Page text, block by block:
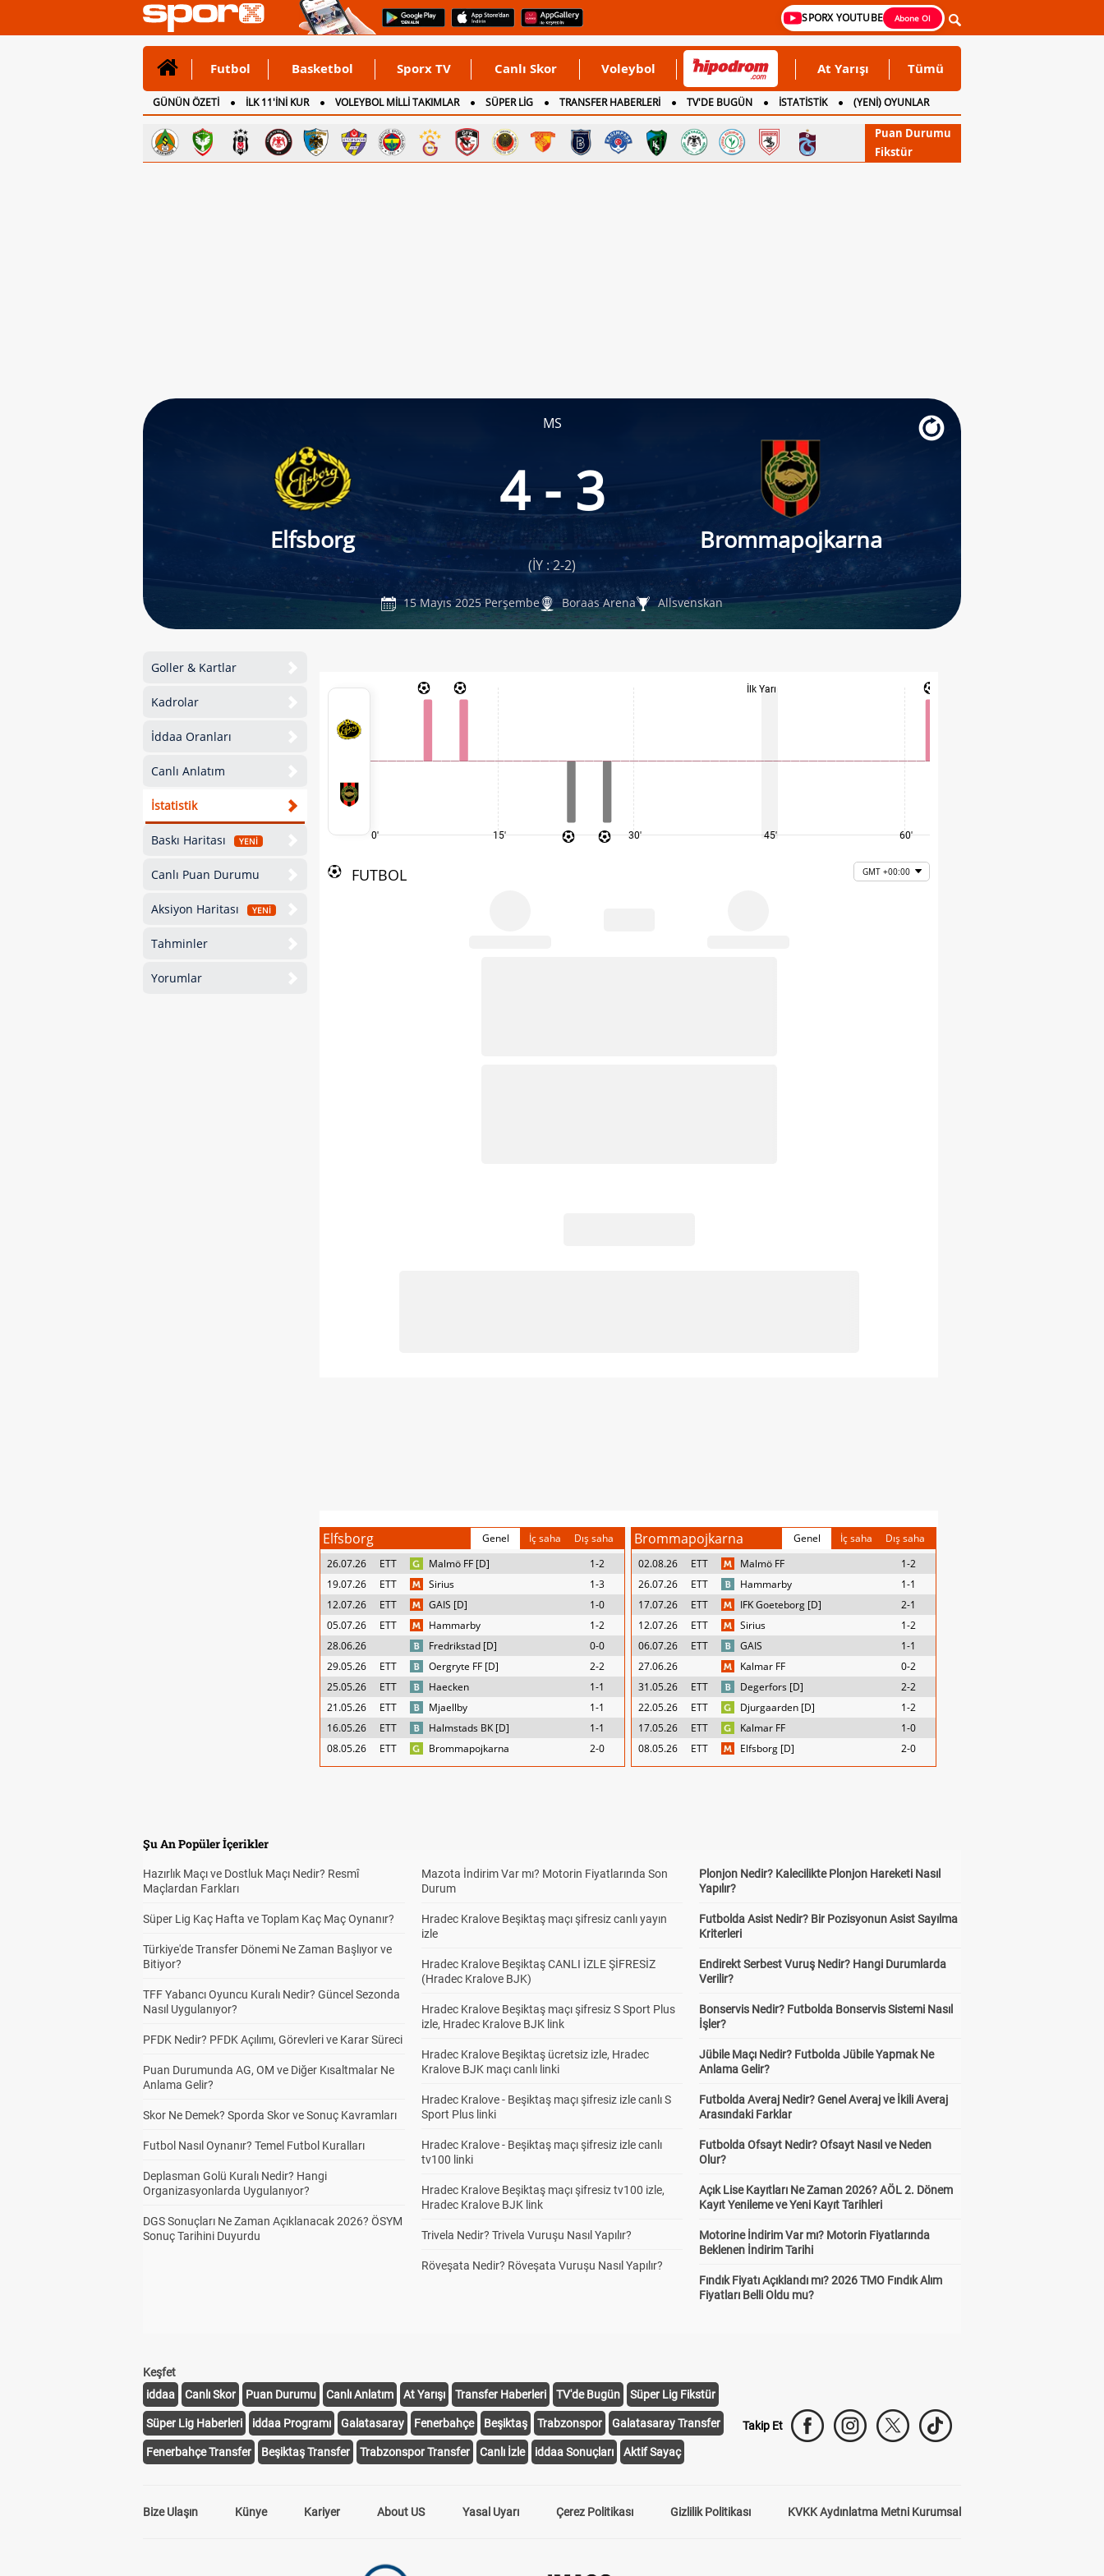
SPORX YOUTUBE Abone Ol
Futbol Basketbol Sporx TV Canlı Skor Voleybol At Yarışı Tümü
GÜNÜN ÖZETİ İLK 11'İNİ KUR VOLEYBOL MİLLİ TAKIMLAR SÜPER LİG TRANSFER HABERLERİ TV'DE BUGÜN İSTATİSTİK
(YENİ) OYUNLAR
CANLI ANLATIM
İNGİLTERE
Puan Durumu
Fikstür
MS
Elfsborg
4 - 3
Brommapojkarna
(İY : 2-2)
15 Mayıs 2025 Perşembe Boraas Arena Allsvenskan
Goller & Kartlar
Kadrolar
İddaa Oranları
Canlı Anlatım
İstatistik
Baskı Haritası YENİ
Canlı Puan Durumu
Aksiyon Haritası YENİ
Tahminler
Yorumlar
0' 15' 30'
İlk Yarı
45' 60'
FUTBOL GMT +00:00
Elfsborg Genel İç saha
Dış saha
26.07.26
ETT Malmö FF [D]
1-2
19.07.26
ETT Sirius
1-3
12.07.26
ETT GAIS [D]
1-0
05.07.26
ETT Hammarby
1-2
28.06.26
Fredrikstad [D]
0-0
29.05.26
ETT Oergryte FF [D]
2-2
25.05.26
ETT Haecken
1-1
21.05.26
ETT Mjaellby
1-1
16.05.26
ETT Halmstads BK [D]
1-1
08.05.26
ETT Brommapojkarna 2-0
Brommapojkarna Genel İç saha
Dış saha
02.08.26
ETT Malmö FF
1-2
26.07.26
ETT Hammarby
1-1
17.07.26
ETT IFK Goeteborg [D]
2-1
12.07.26
ETT Sirius
1-2
06.07.26
ETT GAIS
1-1
27.06.26
Kalmar FF
0-2
31.05.26
ETT Degerfors [D]
2-2
22.05.26
ETT Djurgaarden [D]
1-2
17.05.26
ETT Kalmar FF
1-0
08.05.26
ETT Elfsborg [D] 2-0
Şu An Popüler İçerikler
Hazırlık Maçı ve Dostluk Maçı Nedir? Resmî
Maçlardan Farkları
Süper Lig Kaç Hafta ve Toplam Kaç Maç Oynanır?
Türkiye'de Transfer Dönemi Ne Zaman Başlıyor ve
Bitiyor?
TFF Yabancı Oyuncu Kuralı Nedir? Güncel Sezonda
Nasıl Uygulanıyor?
PFDK Nedir? PFDK Açılımı, Görevleri ve Karar Süreci
Puan Durumunda AG, OM ve Diğer Kısaltmalar Ne
Anlama Gelir?
Skor Ne Demek? Sporda Skor ve Sonuç Kavramları
Futbol Nasıl Oynanır? Temel Futbol Kuralları
Deplasman Golü Kuralı Nedir? Hangi
Organizasyonlarda Uygulanıyor?
DGS Sonuçları Ne Zaman Açıklanacak 2026? ÖSYM
Sonuç Tarihini Duyurdu
Mazota İndirim Var mı? Motorin Fiyatlarında Son
Durum
Hradec Kralove Beşiktaş maçı şifresiz canlı yayın
izle
Hradec Kralove Beşiktaş CANLI İZLE ŞİFRESİZ
(Hradec Kralove BJK)
Hradec Kralove Beşiktaş maçı şifresiz S Sport Plus
izle, Hradec Kralove BJK link
Hradec Kralove Beşiktaş ücretsiz izle, Hradec
Kralove BJK maçı canlı linki
Hradec Kralove - Beşiktaş maçı şifresiz izle canlı S
Sport Plus linki
Hradec Kralove - Beşiktaş maçı şifresiz izle canlı
tv100 linki
Hradec Kralove Beşiktaş maçı şifresiz tv100 izle,
Hradec Kralove BJK link
Trivela Nedir? Trivela Vuruşu Nasıl Yapılır?
Röveşata Nedir? Röveşata Vuruşu Nasıl Yapılır?
Plonjon Nedir? Kalecilikte Plonjon Hareketi Nasıl
Yapılır?
Futbolda Asist Nedir? Bir Pozisyonun Asist Sayılma
Kriterleri
Endirekt Serbest Vuruş Nedir? Hangi Durumlarda
Verilir?
Bonservis Nedir? Futbolda Bonservis Sistemi Nasıl
İşler?
Jübile Maçı Nedir? Futbolda Jübile Yapmak Ne
Anlama Gelir?
Futbolda Averaj Nedir? Genel Averaj ve İkili Averaj
Arasındaki Farklar
Futbolda Ofsayt Nedir? Ofsayt Nasıl ve Neden
Olur?
Açık Lise Kayıtları Ne Zaman 2026? AÖL 2. Dönem
Kayıt Yenileme ve Yeni Kayıt Tarihleri
Motorine İndirim Var mı? Motorin Fiyatlarında
Beklenen İndirim Tarihi
Fındık Fiyatı Açıklandı mı? 2026 TMO Fındık Alım
Fiyatları Belli Oldu mu?
Keşfet
iddaa
Canlı Skor Puan Durumu Canlı Anlatım At Yarışı Transfer Haberleri TV'de Bugün Süper Lig Fikstür
Süper Lig Haberleri iddaa Programı Galatasaray Fenerbahçe Beşiktaş Trabzonspor Galatasaray Transfer
Fenerbahçe Transfer Beşiktaş Transfer Trabzonspor Transfer Canlı İzle iddaa Sonuçları Aktif Sayaç
Takip Et
Bize Ulaşın Künye Kariyer About US Yasal Uyarı Çerez Politikası Gizlilik Politikası KVKK Aydınlatma Metni Kurumsal